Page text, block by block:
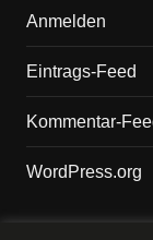
Anmelden
Eintrags-Feed
Kommentar-
WordPress.org